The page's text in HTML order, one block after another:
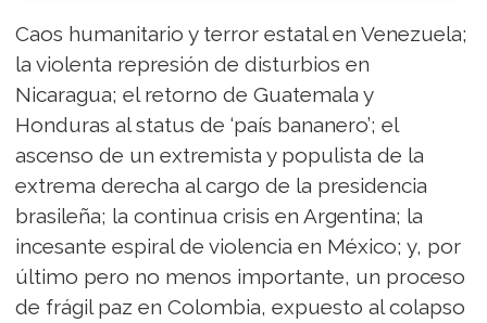
Caos humanitario y terror estatal en Venezuela;
la violenta represión de disturbios en
Nicaragua; el retorno de Guatemala y
Honduras al status de ‘país bananero’; el
ascenso de un extremista y populista de la
extrema derecha al cargo de la presidencia
brasileña; la continua crisis en Argentina; la
incesante espiral de violencia en México; y, por
último pero no menos importante, un proceso
de frágil paz en Colombia, expuesto al colapso